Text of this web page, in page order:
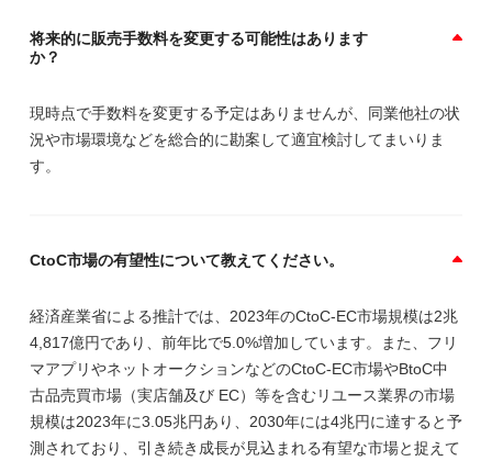
将来的に販売手数料を変更する可能性はあります
か？
現時点で手数料を変更する予定はありませんが、同業他社の状
況や市場環境などを総合的に勘案して適宜検討してまいりま
す。
CtoC市場の有望性について教えてください。
経済産業省による推計では、2023年のCtoC-EC市場規模は2兆
4,817億円であり、前年比で5.0%増加しています。また、フリ
マアプリやネットオークションなどのCtoC-EC市場やBtoC中
古品売買市場（実店舗及び EC）等を含むリユース業界の市場
規模は2023年に3.05兆円あり、2030年には4兆円に達すると予
測されており、引き続き成長が見込まれる有望な市場と捉えて